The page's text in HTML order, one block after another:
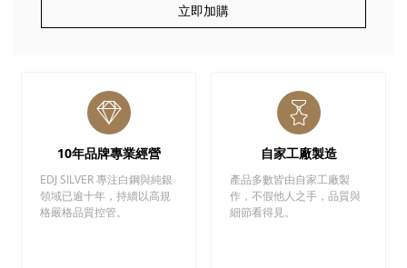
立即加購
10年品牌專業經營
EDJ SILVER 專注白鋼與純銀
領域已逾十年，持續以高規
格嚴格品質控管。
自家工廠製造
產品多數皆由自家工廠製
作，不假他人之手，品質與
細節看得見。